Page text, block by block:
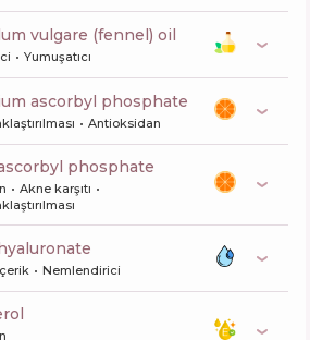
vulgare (fennel) oil
Yumuşatıcı
ascorbyl phosphate
Antioksidan
phosphate
Akne karşıtı
Nemlendirici